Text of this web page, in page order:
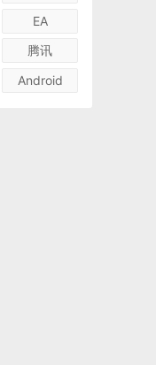
EA
腾讯
Android